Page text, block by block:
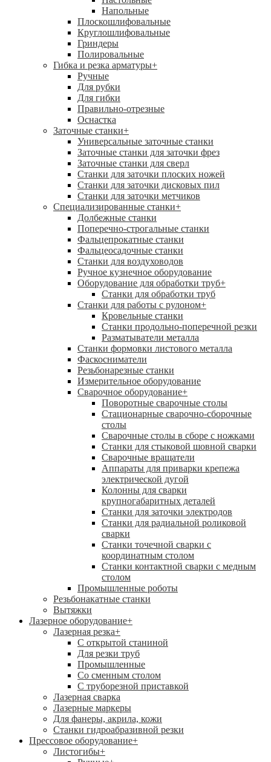
Напольные
Плоскошлифовальные
Круглошлифовальные
Гриндеры
Полировальные
Гибка и резка арматуры+
Ручные
Для рубки
Для гибки
Правильно-отрезные
Оснастка
Заточные станки+
Универсальные заточные станки
Заточные станки для заточки фрез
Заточные станки для сверл
Станки для заточки плоских ножей
Станки для заточки дисковых пил
Станки для заточки метчиков
Специализированные станки+
Долбежные станки
Поперечно-строгальные станки
Фальцепрокатные станки
Фальцеосадочные станки
Станки для воздуховодов
Ручное кузнечное оборудование
Оборудование для обработки труб+
Станки для обработки труб
Станки для работы с рулоном+
Кровельные станки
Станки продольно-поперечной резки
Разматыватели металла
Станки формовки листового металла
Фаскосниматели
Резьбонарезные станки
Измерительное оборудование
Сварочное оборудование+
Поворотные сварочные столы
Стационарные сварочно-сборочные
столы
Сварочные столы в сборе с ножками
Станки для стыковой шовной сварки
Сварочные вращатели
Аппараты для приварки крепежа
электрической дугой
Колонны для сварки
крупногабаритных деталей
Станки для заточки электродов
Станки для радиальной роликовой
сварки
Станки точечной сварки с
координатным столом
Станки контактной сварки с медным
столом
Промышленные роботы
Резьбонакатные станки
Вытяжки
Лазерное оборудование+
Лазерная резка+
С открытой станиной
Для резки труб
Промышленные
Со сменным столом
С труборезной приставкой
Лазерная сварка
Лазерные маркеры
Для фанеры, акрила, кожи
Станки гидроабразивной резки
Прессовое оборудование+
Листогибы+